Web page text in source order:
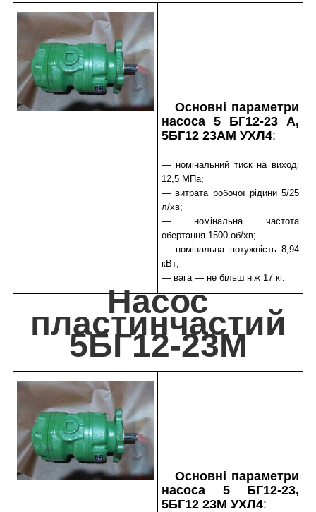
Основні параметри
насоса 5 БГ12-23 А,
5БГ12 23АМ УХЛ4:
— номінальний тиск на виході
12,5 МПа;
— витрата робочої рідини 5/25
л/хв;
— номінальна частота
обертання 1500 об/хв;
— номінальна потужність 8,94
кВт;
— вага — не більш ніж 17 кг.
Насос
пластинчастий
5БГ12-23М
Основні параметри
насоса 5 БГ12-23,
5БГ12 23М УХЛ4: